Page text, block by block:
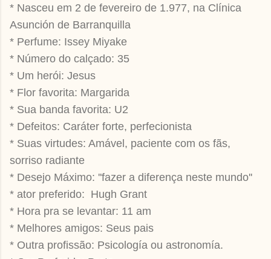
* Nasceu em 2 de fevereiro de 1.977, na Clínica
Asunción de Barranquilla
* Perfume: Issey Miyake
* Número do calçado: 35
* Um herói: Jesus
* Flor favorita: Margarida
* Sua banda favorita: U2
* Defeitos: Caráter forte, perfecionista
* Suas virtudes: Amável, paciente com os fãs,
sorriso radiante
* Desejo Máximo: ''fazer a diferença neste mundo''
* ator preferido: Hugh Grant
* Hora pra se levantar: 11 am
* Melhores amigos: Seus pais
* Outra profissão: Psicología ou astronomía.